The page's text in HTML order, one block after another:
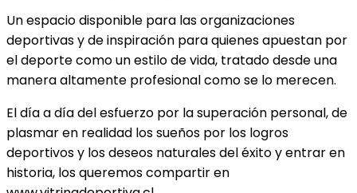
Un espacio disponible para las organizaciones
deportivas y de inspiración para quienes apuestan por
el deporte como un estilo de vida, tratado desde una
manera altamente profesional como se lo merecen.
El día a día del esfuerzo por la superación personal, de
plasmar en realidad los sueños por los logros
deportivos y los deseos naturales del éxito y entrar en
historia, los queremos compartir en